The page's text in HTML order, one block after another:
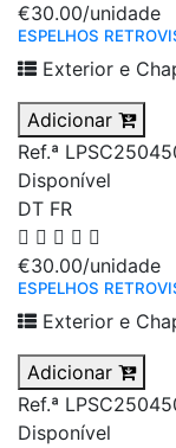
€30.00/unidade
ESPELHOS
Exterior e
Adicionar
Ref.ª
Disponível
DT FR
€30.00/unidade
ESPELHOS
Exterior e
Adicionar
Ref.ª
Disponível